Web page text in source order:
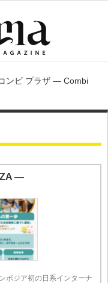
ンビ プラザ ― Combi
―
ボジア初の日系インターナ